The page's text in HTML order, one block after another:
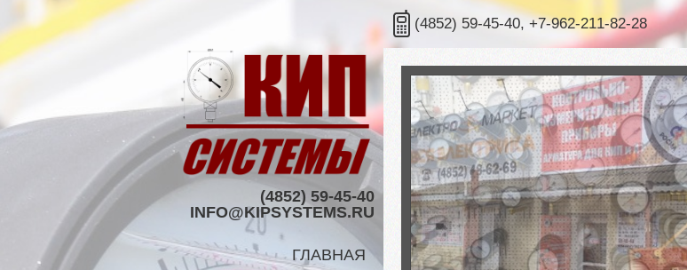
(4852) 59-45-40, +7-962-211-82-28
(4852) 59-45-40
INFO@KIPSYSTEMS.RU
ГЛАВНАЯ